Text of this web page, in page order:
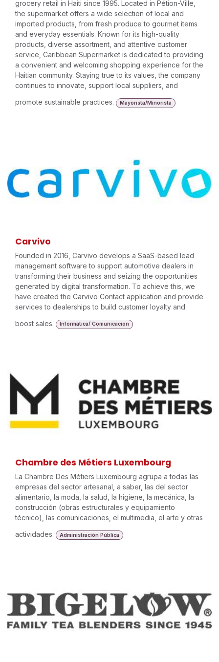
grocery retail in Haiti since 1995. Located in Pétion-Ville,
the supermarket offers a wide selection of local and
imported products, from fresh produce to gourmet items
and everyday essentials. Known for its high-quality
products, diverse assortment, and attentive customer
service, Caribbean Supermarket is dedicated to providing
a convenient and welcoming shopping experience for the
Haitian community. Staying true to its values, the company
continues to innovate, support local suppliers, and
promote sustainable practices.
Mayorista/Minorista
Carvivo
Founded in 2016, Carvivo develops a SaaS-based lead
management software to support automotive dealers in
transforming their business and seizing the opportunities
generated by digital transformation. To achieve this, we
have created the Carvivo Contact application and provide
services to dealerships to build customer loyalty and
boost sales.
Informática/ Comunicación
Chambre des Métiers Luxembourg
La Chambre Des Métiers Luxembourg agrupa a todas las
empresas del sector artesanal, a saber, las del sector
alimentario, la moda, la salud, la higiene, la mecánica, la
construcción (obras estructurales y equipamiento
técnico), las comunicaciones, el multimedia, el arte y otras
actividades.
Administración Pública